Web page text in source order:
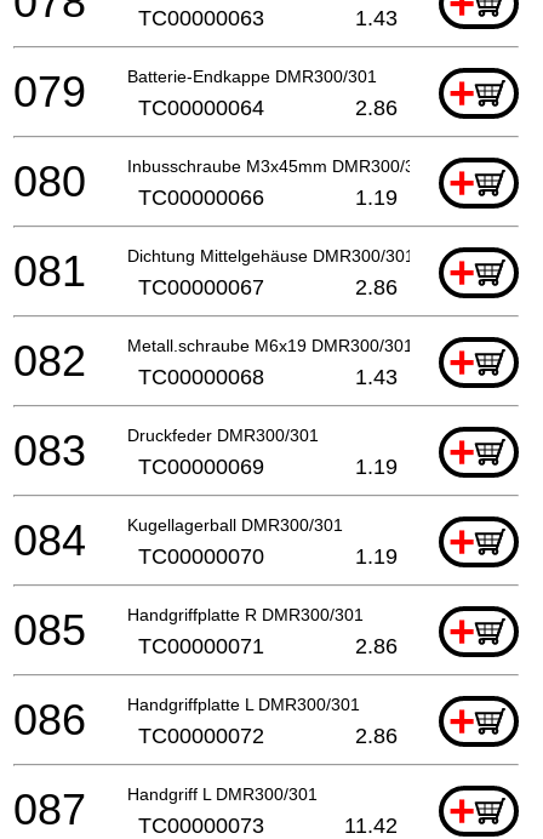
TC00000063 1.43
Batterie-Endkappe DMR300/301 +
079 TC00000064 2.86
Inbusschraube M3x45mm DMR300/301 +
080 TC00000066 1.19
Dichtung Mittelgehäuse DMR300/301 +
081 TC00000067 2.86
Metall.schraube M6x19 DMR300/301 +
082 TC00000068 1.43
Druckfeder DMR300/301 +
083 TC00000069 1.19
Kugellagerball DMR300/301 +
084 TC00000070 1.19
Handgriffplatte R DMR300/301 +
085 TC00000071 2.86
Handgriffplatte L DMR300/301 +
086 TC00000072 2.86
Handgriff L DMR300/301 +
087 TC00000073 11.42